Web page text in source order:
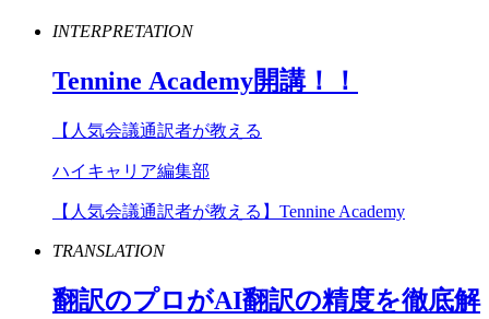
INTERPRETATION
Tennine Academy開講！！
【人気会議通訳者が教える
ハイキャリア編集部
【人気会議通訳者が教える】Tennine Academy
TRANSLATION
翻訳のプロがAI翻訳の精度を徹底解